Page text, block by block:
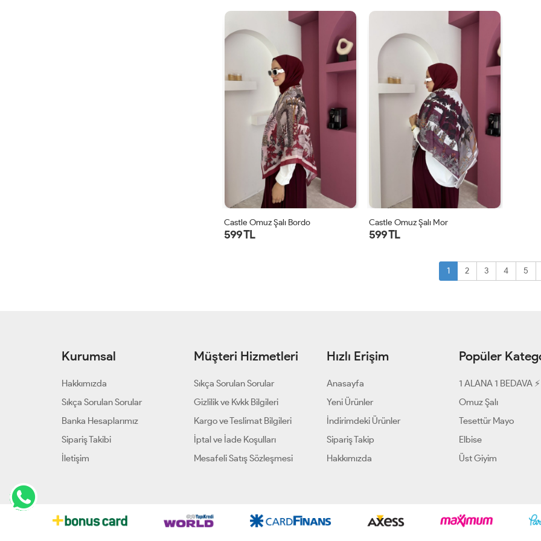
STD STD
Castle Omuz Şalı Bordo
599 TL
STD
Castle Omuz Şalı Mor
599 TL
1 2 3 4 5
Kurumsal
Hakkımızda
Sıkça Sorulan Sorular
Banka Hesaplarımız
Sipariş Takibi
İletişim
Müşteri Hizmetleri
Sıkça Sorulan Sorular
Gizlilik ve Kvkk Bilgileri
Kargo ve Teslimat Bilgileri
İptal ve İade Koşulları
Mesafeli Satış Sözleşmesi
Hızlı Erişim
Anasayfa
Yeni Ürünler
İndirimdeki Ürünler
Sipariş Takip
Hakkımızda
Popüler
1 ALANA 1 BEDAVA ⚡
Omuz Şalı
Tesettür Mayo
Elbise
Üst Giyim